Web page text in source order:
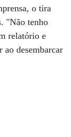
o tira
"Não tenho
relatório e
desembarcar